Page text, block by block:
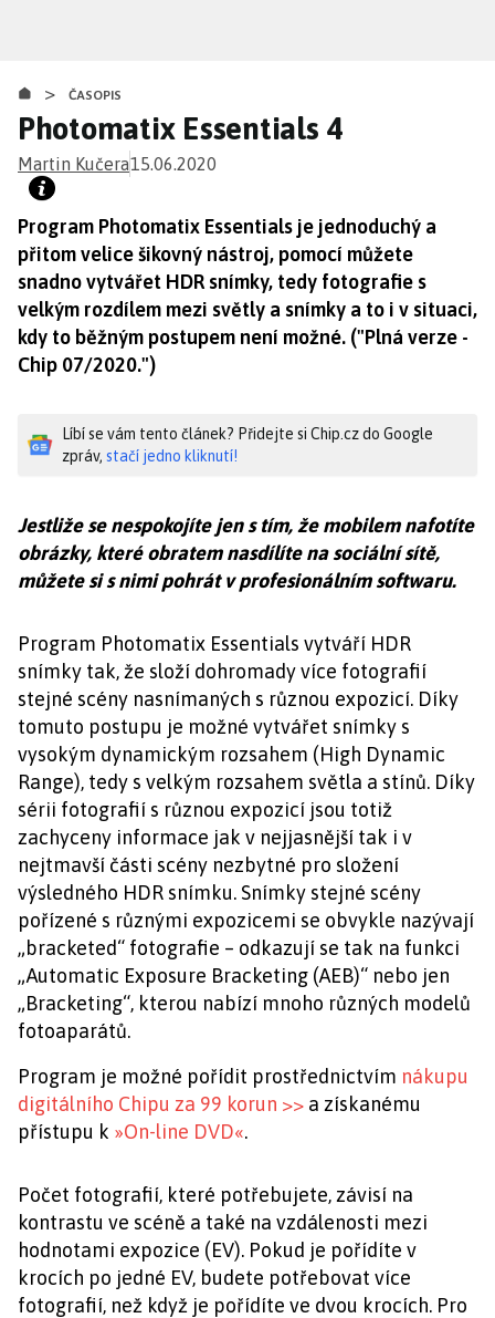
obsahu
> ČASOPIS
Photomatix Essentials 4
Martin Kučera15.06.2020
Program Photomatix Essentials je jednoduchý a
přitom velice šikovný nástroj, pomocí můžete
snadno vytvářet HDR snímky, tedy fotografie s
velkým rozdílem mezi světly a snímky a to i v situaci,
kdy to běžným postupem není možné. ("Plná verze -
Chip 07/2020.")
Líbí se vám tento článek? Přidejte si Chip.cz do Google
zpráv, stačí jedno kliknutí!
Jestliže se nespokojíte jen s tím, že mobilem nafotíte
obrázky, které obratem nasdílíte na sociální sítě,
můžete si s nimi pohrát v profesionálním softwaru.
Program Photomatix Essentials vytváří HDR
snímky tak, že složí dohromady více fotografií
stejné scény nasnímaných s různou expozicí. Díky
tomuto postupu je možné vytvářet snímky s
vysokým dynamickým rozsahem (High Dynamic
Range), tedy s velkým rozsahem světla a stínů. Díky
sérii fotografií s různou expozicí jsou totiž
zachyceny informace jak v nejjasnější tak i v
nejtmavší části scény nezbytné pro složení
výsledného HDR snímku. Snímky stejné scény
pořízené s různými expozicemi se obvykle nazývají
„bracketed“ fotografie – odkazují se tak na funkci
„Automatic Exposure Bracketing (AEB)“ nebo jen
„Bracketing“, kterou nabízí mnoho různých modelů
fotoaparátů.
Program je možné pořídit prostřednictvím nákupu
digitálního Chipu za 99 korun >> a získanému
přístupu k »On-line DVD«.
Počet fotografií, které potřebujete, závisí na
kontrastu ve scéně a také na vzdálenosti mezi
hodnotami expozice (EV). Pokud je pořídíte v
krocích po jedné EV, budete potřebovat více
fotografií, než když je pořídíte ve dvou krocích. Pro